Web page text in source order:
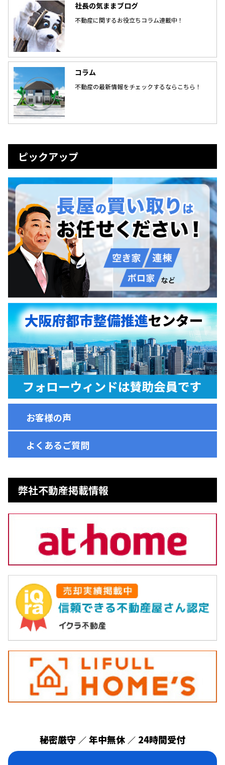
社長の気ままブログ
不動産に関するお役立ちコラム連載中！
コラム
不動産の最新情報をチェックするならこちら！
ピックアップ
お客様の声
よくあるご質問
弊社不動産掲載情報
秘密厳守 ／ 年中無休 ／ 24時間受付